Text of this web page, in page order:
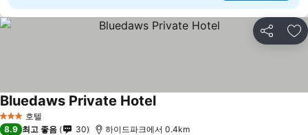
공유 즐
3 성급 호텔
Bluedaws Private Hotel요금 보기
8.9 최고 좋음 30 하이드파크에서 0.4km